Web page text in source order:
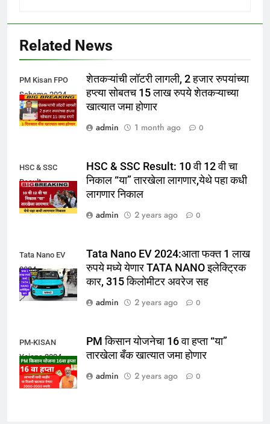
Related News
PM Kisan FPO
Scheme 2024
शेतकऱ्यांची लॉटरी लागली, 2 हजार रुपयांच्या
हप्त्या सोबतच 15 लाख रुपये शेतकऱ्याच्या
खात्यात जमा होणार
admin
1 month ago 0
HSC & SSC
Result
HSC & SSC Result: 10 वी 12 वी चा
निकाल “या” तारखेला लागणार,येथे पहा कधी
लागणार निकाल
admin
2 years ago 0
Tata Nano EV
2024
Tata Nano EV 2024:आता फक्त 1 लाख
रुपये मध्ये येणार TATA NANO इलेक्ट्रिक
कार, 315 किलोमीटर अवरेज सह
admin
2 years ago 0
PM-KISAN
Yojana 2024
PM किसान योजनेचा 16 वा हप्ता “या”
तारखेला बँक खात्यात जमा होणार
admin
2 years ago 0